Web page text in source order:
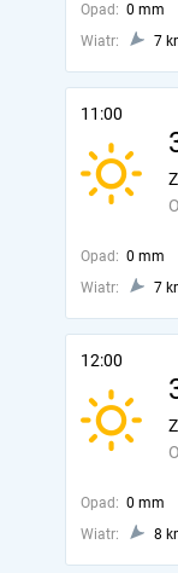
Opad: 0 mm
Wiatr:
7
11:00
Opad: 0 mm
Wiatr:
7
12:00
Opad: 0 mm
Wiatr:
8